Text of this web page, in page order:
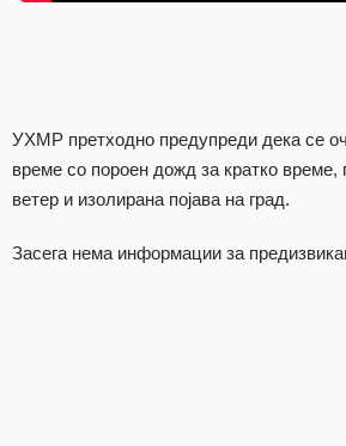
УХМР претходно предупреди дека се
време со пороен дожд за кратко време,
ветер и изолирана појава на град.
Засега нема информации за